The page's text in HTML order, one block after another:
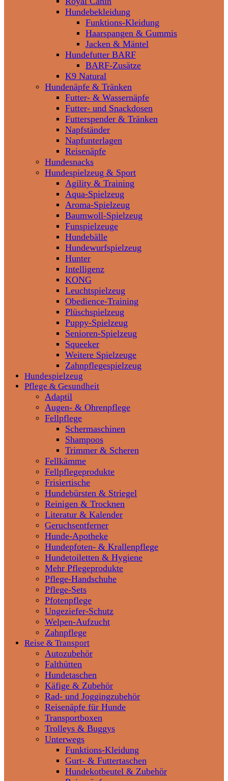
Hundebekleidung
Funktions-Kleidung
Haarspangen & Gummis
Jacken & Mäntel
Hundefutter BARF
BARF-Zusätze
K9 Natural
Hundenäpfe & Tränken
Futter- & Wassernäpfe
Futter- und Snackdosen
Futterspender & Tränken
Napfständer
Napfunterlagen
Reisenäpfe
Hundesnacks
Hundespielzeug & Sport
Agility & Training
Aqua-Spielzeug
Aroma-Spielzeug
Baumwoll-Spielzeug
Funspielzeuge
Hundebälle
Hundewurfspielzeug
Hunter
Intelligenz
KONG
Leuchtspielzeug
Obedience-Training
Plüschspielzeug
Puppy-Spielzeug
Senioren-Spielzeug
Squeeker
Weitere Spielzeuge
Zahnpflegespielzeug
Hundespielzeug
Pflege & Gesundheit
Adaptil
Augen- & Ohrenpflege
Fellpflege
Schermaschinen
Shampoos
Trimmer & Scheren
Fellkämme
Fellpflegeprodukte
Frisiertische
Hundebürsten & Striegel
Reinigen & Trocknen
Literatur & Kalender
Geruchsentferner
Hunde-Apotheke
Hundepfoten- & Krallenpflege
Hundetoiletten & Hygiene
Mehr Pflegeprodukte
Pflege-Handschuhe
Pflege-Sets
Pfotenpflege
Ungeziefer-Schutz
Welpen-Aufzucht
Zahnpflege
Reise & Transport
Autozubehör
Falthütten
Hundetaschen
Käfige & Zubehör
Rad- und Joggingzubehör
Reisenäpfe für Hunde
Transportboxen
Trolleys & Buggys
Unterwegs
Funktions-Kleidung
Gurt- & Futtertaschen
Hundekotbeutel & Zubehör